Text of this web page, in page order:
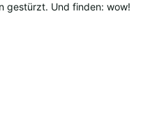
gestürzt. Und finden: wow!